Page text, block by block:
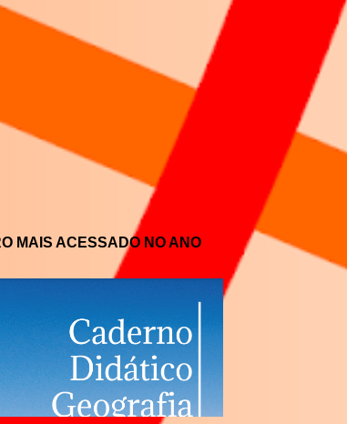
MAIS ACESSADO NO ANO